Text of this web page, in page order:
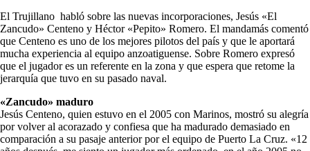
El Trujillano habló sobre las nuevas incorporaciones, Jesús «El
Zancudo» Centeno y Héctor «Pepito» Romero. El mandamás comentó
que Centeno es uno de los mejores pilotos del país y que le aportará
mucha experiencia al equipo anzoatiguense. Sobre Romero expresó
que el jugador es un referente en la zona y que espera que retome la
jerarquía que tuvo en su pasado naval.
«Zancudo» maduro
Jesús Centeno, quien estuvo en el 2005 con Marinos, mostró su alegría
por volver al acorazado y confiesa que ha madurado demasiado en
comparación a su pasaje anterior por el equipo de Puerto La Cruz. «12